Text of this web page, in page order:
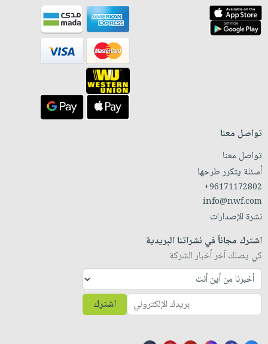
تواصل معنا
تواصل معنا
أسئلة يتكرر طرحها
+96171172802
info@nwf.com
نشرة الإصدارات
اشترك مجاناً في نشراتنا البريدية
كي يصلك آخر أخبار الشركة
اشترك